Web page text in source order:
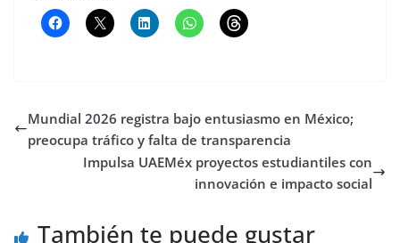
Mundial 2026 registra bajo entusiasmo en México;
preocupa tráfico y falta de transparencia
Impulsa UAEMéx proyectos estudiantiles con
innovación e impacto social
También te puede gustar